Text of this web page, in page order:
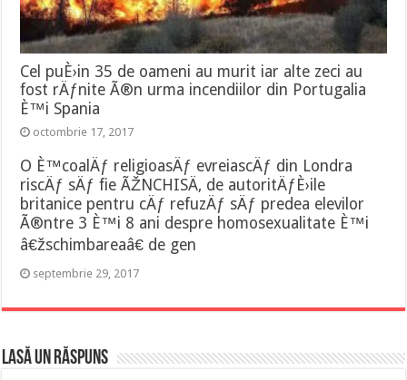
Cel puÈ›in 35 de oameni au murit iar alte zeci au
fost rÄƒnite Ã®n urma incendiilor din Portugalia
È™i Spania
octombrie 17, 2017
O È™coalÄƒ religioasÄƒ evreiascÄƒ din Londra
riscÄƒ sÄƒ fie ÃŽNCHISÄ‚ de autoritÄƒÈ›ile
britanice pentru cÄƒ refuzÄƒ sÄƒ predea elevilor
Ã®ntre 3 È™i 8 ani despre homosexualitate È™i
â€žschimbareaâ€ de gen
septembrie 29, 2017
Lasă un răspuns